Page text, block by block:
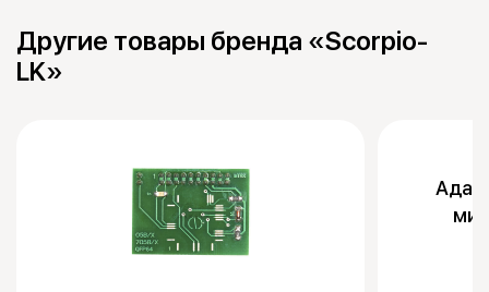
Другие товары бренда «Scorpio-
LK»